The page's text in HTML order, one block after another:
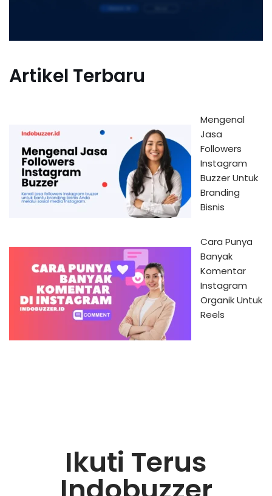
Artikel Terbaru
Mengenal
Jasa
Followers
Instagram
Buzzer Untuk
Branding
Bisnis
Cara Punya
Banyak
Komentar
Instagram
Organik Untuk
Reels
Ikuti Terus